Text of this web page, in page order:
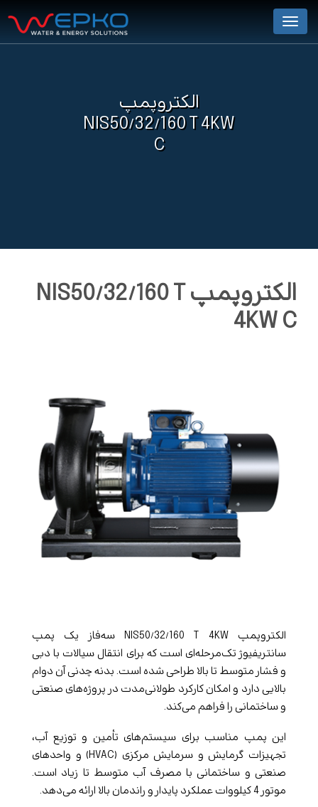
Menu
الکتروپمپ
NIS50/32/160 T 4KW
C
الکتروپمپ NIS50/32/160 T
4KW C
الکتروپمپ NIS50/32/160 T 4KW سه‌فاز یک پمپ
سانتریفیوژ تک‌مرحله‌ای است که برای انتقال سیالات با دبی
و فشار متوسط تا بالا طراحی شده است. بدنه چدنی آن دوام
بالایی دارد و امکان کارکرد طولانی‌مدت در پروژه‌های صنعتی
و ساختمانی را فراهم می‌کند.
این پمپ مناسب برای سیستم‌های تأمین و توزیع آب،
تجهیزات گرمایش و سرمایش مرکزی (HVAC) و واحدهای
صنعتی و ساختمانی با مصرف آب متوسط تا زیاد است.
موتور 4 کیلووات عملکرد پایدار و راندمان بالا ارائه می‌دهد.